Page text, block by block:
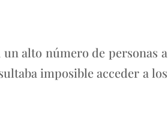
alto número de personas a
imposible acceder a los